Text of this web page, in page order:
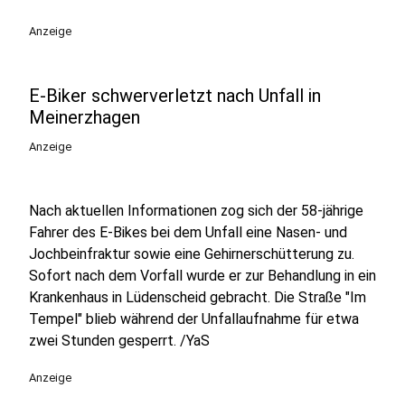
Anzeige
E-Biker schwerverletzt nach Unfall in
Meinerzhagen
Anzeige
Nach aktuellen Informationen zog sich der 58-jährige
Fahrer des E-Bikes bei dem Unfall eine Nasen- und
Jochbeinfraktur sowie eine Gehirnerschütterung zu.
Sofort nach dem Vorfall wurde er zur Behandlung in ein
Krankenhaus in Lüdenscheid gebracht. Die Straße "Im
Tempel" blieb während der Unfallaufnahme für etwa
zwei Stunden gesperrt. /YaS
Anzeige